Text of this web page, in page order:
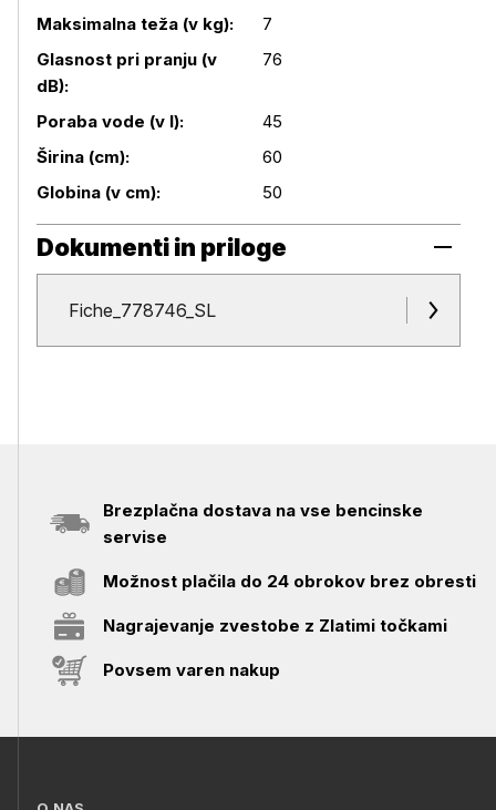
Maksimalna teža (v kg):
7
Glasnost pri pranju (v
dB):
76
Poraba vode (v l):
45
Širina (cm):
60
Globina (v cm):
50
Dokumenti in priloge
Dokumenti in priloge
Fiche_778746_SL
Brezplačna dostava na vse bencinske
servise
Možnost plačila do 24 obrokov brez obresti
Nagrajevanje zvestobe z Zlatimi točkami
Povsem varen nakup